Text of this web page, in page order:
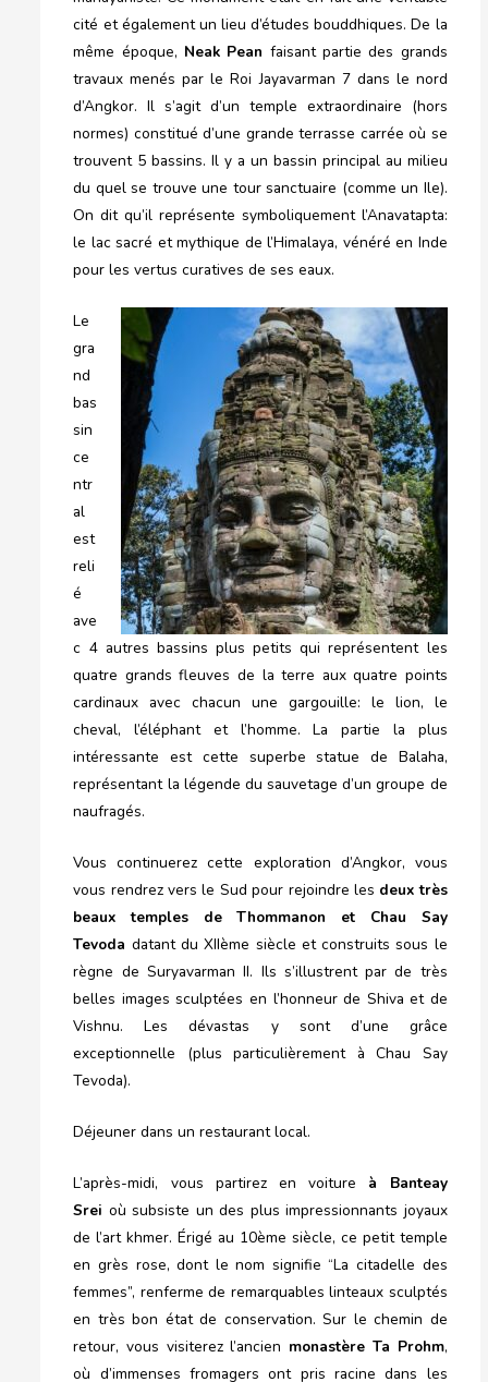
cité et également un lieu d’études bouddhiques. De la
même époque, Neak Pean faisant partie des grands
travaux menés par le Roi Jayavarman 7 dans le nord
d’Angkor. Il s’agit d’un temple extraordinaire (hors
normes) constitué d’une grande terrasse carrée où se
trouvent 5 bassins. Il y a un bassin principal au milieu
du quel se trouve une tour sanctuaire (comme un Ile).
On dit qu’il représente symboliquement l’Anavatapta:
le lac sacré et mythique de l’Himalaya, vénéré en Inde
pour les vertus curatives de ses eaux.
Le
gra
nd
bas
sin
ce
ntr
al
est
reli
é
ave
c 4 autres bassins plus petits qui représentent les
quatre grands fleuves de la terre aux quatre points
cardinaux avec chacun une gargouille: le lion, le
cheval, l’éléphant et l’homme. La partie la plus
intéressante est cette superbe statue de Balaha,
représentant la légende du sauvetage d’un groupe de
naufragés.
Vous continuerez cette exploration d’Angkor, vous
vous rendrez vers le Sud pour rejoindre les deux très
beaux temples de Thommanon et Chau Say
Tevoda datant du XIIème siècle et construits sous le
règne de Suryavarman II. Ils s’illustrent par de très
belles images sculptées en l’honneur de Shiva et de
Vishnu. Les dévastas y sont d’une grâce
exceptionnelle (plus particulièrement à Chau Say
Tevoda).
Déjeuner dans un restaurant local.
L’après-midi, vous partirez en voiture à Banteay
Srei où subsiste un des plus impressionnants joyaux
de l’art khmer. Érigé au 10ème siècle, ce petit temple
en grès rose, dont le nom signifie “La citadelle des
femmes”, renferme de remarquables linteaux sculptés
en très bon état de conservation. Sur le chemin de
retour, vous visiterez l’ancien monastère Ta Prohm,
où d’immenses fromagers ont pris racine dans les